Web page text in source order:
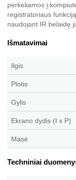
perkeliamos į
registratoriaus
naudojant IR belaidę
Išmatavimai
Ilgis
Plotis
Gylis
Ekrano dydis (I x P)
Masė
Techniniai